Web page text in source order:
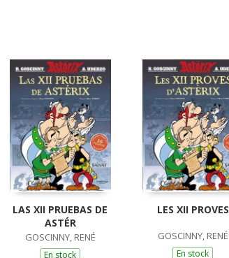
LAS XII PRUEBAS DE
ASTÉR
GOSCINNY, RENÉ
En stock
LES XII PROVES
GOSCINNY, RENÉ
En stock